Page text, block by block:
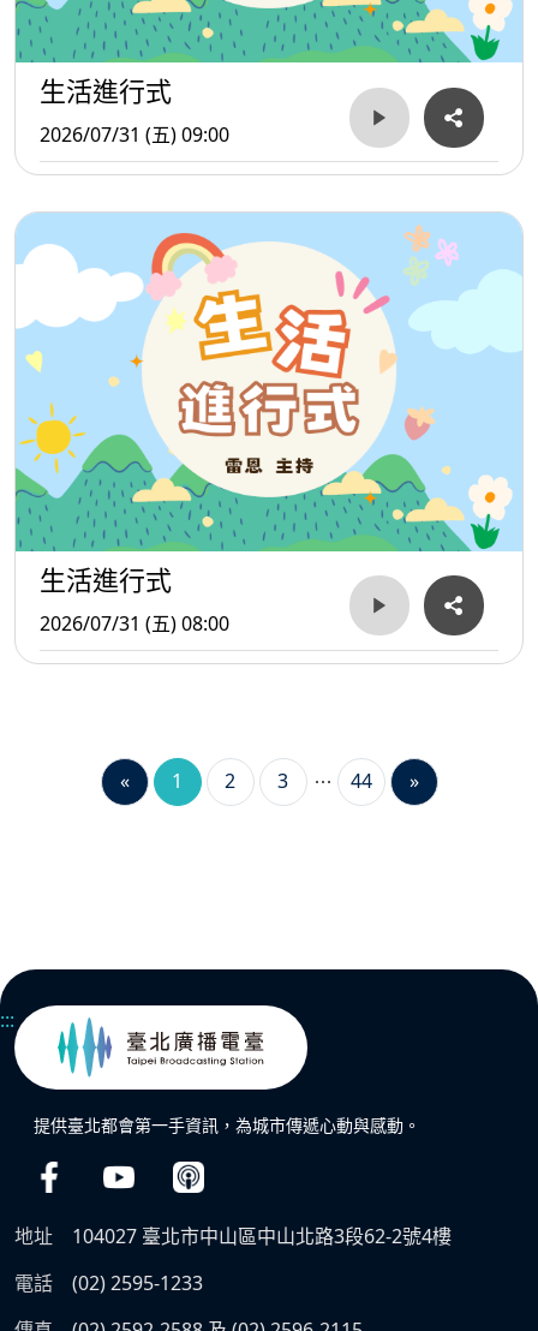
生活進行式
2026/07/31 (五) 09:00
生活進行式
2026/07/31 (五) 08:00
« 1 2 3 44 »
:::
提供臺北都會第一手資訊，為城市傳遞心動與感動。
地址
104027 臺北市中山區中山北路3段62-2號4樓
電話
(02) 2595-1233